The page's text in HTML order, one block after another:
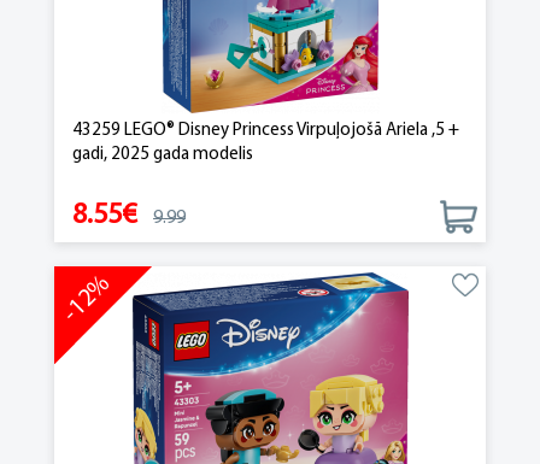
43259 LEGO® Disney Princess Virpuļojošā Ariela ,5 +
gadi, 2025 gada modelis
8.55€ 9.99
-12%